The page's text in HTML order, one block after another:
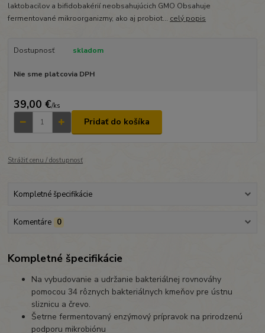
laktobacilov a bifidobakérií neobsahujúcich GMO Obsahuje
fermentované mikroorganizmy, ako aj probiot... celý popis
Dostupnosť skladom
Nie sme platcovia DPH
39,00 €/ks
Pridať do košíka
Strážiť cenu / dostupnosť
Kompletné špecifikácie
Komentáre 0
Kompletné špecifikácie
Na vybudovanie a udržanie bakteriálnej rovnováhy
pomocou 34 rôznych bakteriálnych kmeňov pre ústnu
sliznicu a črevo.
Šetrne fermentovaný enzýmový prípravok na prirodzenú
podporu mikrobiónu